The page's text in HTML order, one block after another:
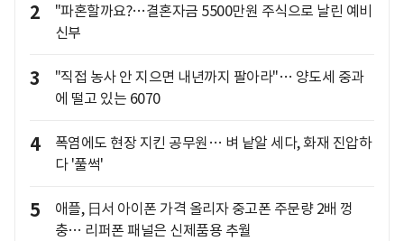
2
"파혼할까요?…결혼자금 5500만원 주식으로 날린 예비
신부
3
"직접 농사 안 지으면 내년까지 팔아라"… 양도세 중과
에 떨고 있는 6070
4
폭염에도 현장 지킨 공무원… 벼 낱알 세다, 화재 진압하
다 '풀썩'
5
애플, 日서 아이폰 가격 올리자 중고폰 주문량 2배 껑
충… 리퍼폰 패널은 신제품용 추월